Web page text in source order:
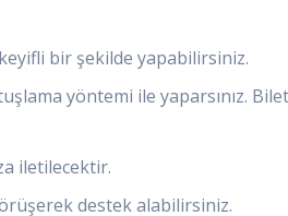
bir şekilde yapabilirsiniz.
yöntemi ile yaparsınız.
iletilecektir.
destek alabilirsiniz.